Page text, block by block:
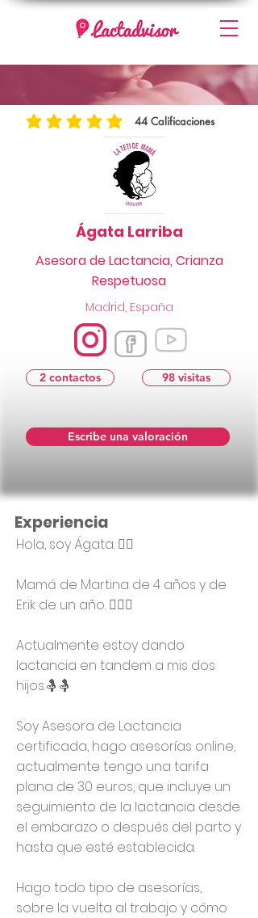
44 Calificaciones
la calificación promedio es 4.9 de 5, basada en
Escribe una valoración
2 contactos
Madrid, España
Ágata Larriba
Asesora de Lactancia, Crianza
Respetuosa
98 visitas
Hola, soy Ágata. 🙋‍♀
Mamá de Martina de 4 años y de
Erik de un año. 👩‍❤️‍👨
Actualmente estoy dando
lactancia en tandem a mis dos
hijos.🤱🤱
Soy Asesora de Lactancia
certificada, hago asesorías online,
actualmente tengo una tarifa
plana de 30 euros, que incluye un
seguimiento de la lactancia desde
el embarazo o después del parto y
hasta que esté establecida.
Hago todo tipo de asesorías,
sobre la vuelta al trabajo y cómo
Experiencia